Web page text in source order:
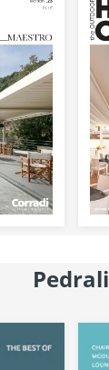
Pedrali